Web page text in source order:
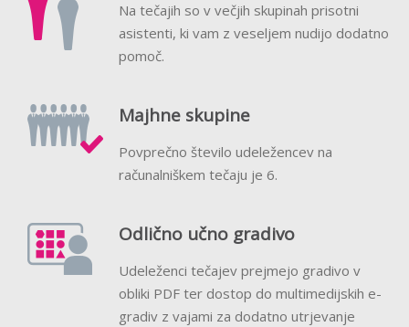
Na tečajih so v večjih skupinah prisotni
asistenti, ki vam z veseljem nudijo dodatno
pomoč.
Majhne skupine
Povprečno število udeležencev na
računalniškem tečaju je 6.
Odlično učno gradivo
Udeleženci tečajev prejmejo gradivo v
obliki PDF ter dostop do multimedijskih e-
gradiv z vajami za dodatno utrjevanje